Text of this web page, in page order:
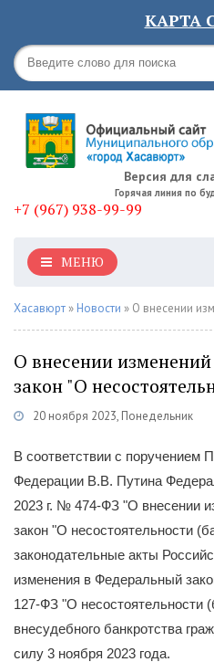
КАРТА
Версия для
Горячая линия по
+7 (967) 938-99-99
МЕНЮ
Хасавюрт » Новости » О внесении изменений в
О внесении
закон "О
20 ноября 2023, Понедельник
В соответствии с поручением
Федерации В.В. Путина
2023 г. № 474-ФЗ "О внесении
закон "О несостоятельности
законодательные акты
изменения в Федеральный
127-ФЗ "О несостоятельности
внесудебного банкротства
силу 3 ноября 2023 года.